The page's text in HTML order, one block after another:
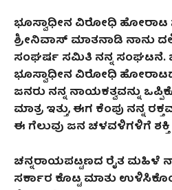
ಭೂಸ್ವಾಧೀನ ವಿರೋಧಿ ಹೋರಾಟ
ಶ್ರೀನಿವಾಸ್‌ ಮಾತನಾಡಿ ನಾನು
ಸಂಘರ್ಷ ಸಮಿತಿ ನನ್ನ ಸಂಘಟನೆ.
ಭೂಸ್ವಾಧೀನ ವಿರೋಧಿ
ಜನರು ನನ್ನ ನಾಯಕತ್ವವನ್ನು
ಮಾತ್ರ ಇತ್ತು,ಈಗ ಕೆಂಪು ನನ್ನ
ಈ ಗೆಲುವು ಜನ ಚಳವಳಿಗಳಿಗೆ
ಚನ್ನರಾಯಪಟ್ಟಣದ ರೈತ ಮಹಿಳೆ
ಸರ್ಕಾರ ಕೊಟ್ಟ ಮಾತು